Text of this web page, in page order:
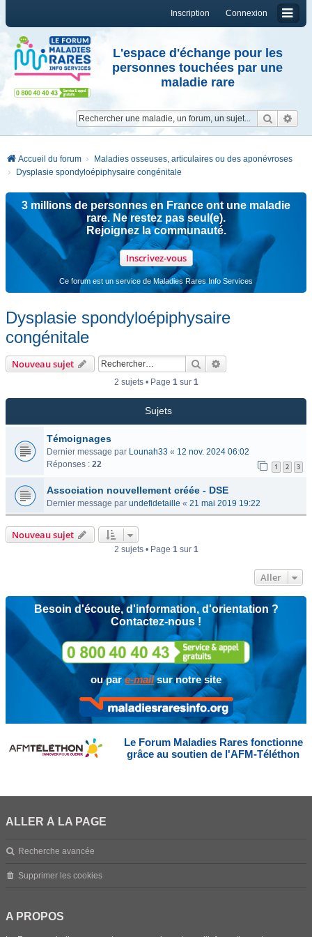
Connexion
Inscription
L'espace d'échange pour les
personnes touchées par une
maladie rare
Accueil du forum
Maladies osseuses, articulaires ou des aponévroses
Dysplasie spondyloépiphysaire congénitale
3 millions de personnes en France ont une maladie
rare. Ne restez pas seul(e).
Rejoignez la communauté.
Inscrivez-vous
Ce forum est un service de Maladies Rares Info Services
Dysplasie spondyloépiphysaire
congénitale
Nouveau sujet Rechercher
2 sujets • Page 1sur 1
Sujets
Témoignages
Dernier message par Lounah33 « 12 nov. 2024 06:02
Réponses : 22 1 2 3
Association nouvellement créée - DSE
Dernier message par undefidetaille « 21 mai 2019 19:22
Nouveau sujet
2 sujets • Page 1sur 1
Aller
Besoin d'écoute, d'information, d'orientation ?
Contactez-nous !
ou pare-mailsur notre site
Le Forum Maladies Rares fonctionne
grâce au soutien de l'AFM-Téléthon
ALLER À LA PAGE
Recherche avancée
Supprimer les cookies
A PROPOS